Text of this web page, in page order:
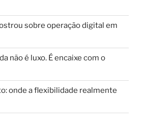
sobre operação digital em
não é luxo. É encaixe com o
onde a flexibilidade realmente